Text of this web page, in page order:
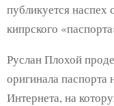
публикуется
кипрского
Руслан Плохой
оригинала
Интернета, на